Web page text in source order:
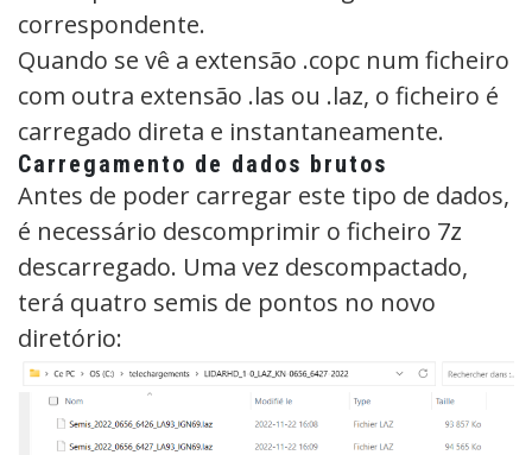
correspondente.
Quando se vê a extensão .copc num ficheiro
com outra extensão .las ou .laz, o ficheiro é
carregado direta e instantaneamente.
Carregamento de dados brutos
Antes de poder carregar este tipo de dados,
é necessário descomprimir o ficheiro 7z
descarregado. Uma vez descompactado,
terá quatro semis de pontos no novo
diretório: